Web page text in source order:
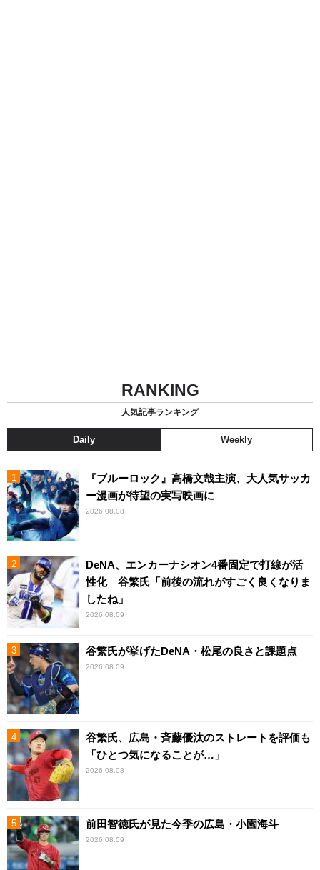
RANKING
人気記事ランキング
Daily Weekly
『ブルーロック』高橋文哉主演、大人気サッカ
ー漫画が待望の実写映画に
2026.08.08
DeNA、エンカーナシオン4番固定で打線が活
性化 谷繁氏「前後の流れがすごく良くなりま
したね」
2026.08.09
谷繁氏が挙げたDeNA・松尾の良さと課題点
2026.08.09
谷繁氏、広島・斉藤優汰のストレートを評価も
「ひとつ気になることが…」
2026.08.08
前田智徳氏が見た今季の広島・小園海斗
2026.08.09